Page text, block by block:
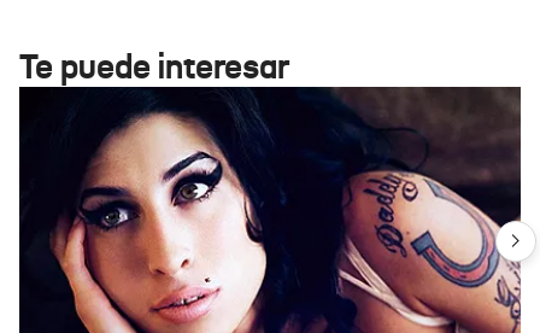
Te puede interesar